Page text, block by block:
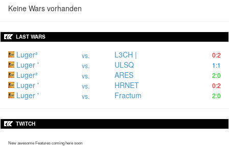
Keine Wars vorhanden
LAST WARS
Luger² vs. L3CH | 0:2
Luger ' vs. ULSQ 1:1
Luger² vs. ARES 2:0
Luger ' vs. HRNET 0:2
Luger ' vs. Fractum 2:0
TWITCH
New awesome Features coming here soon